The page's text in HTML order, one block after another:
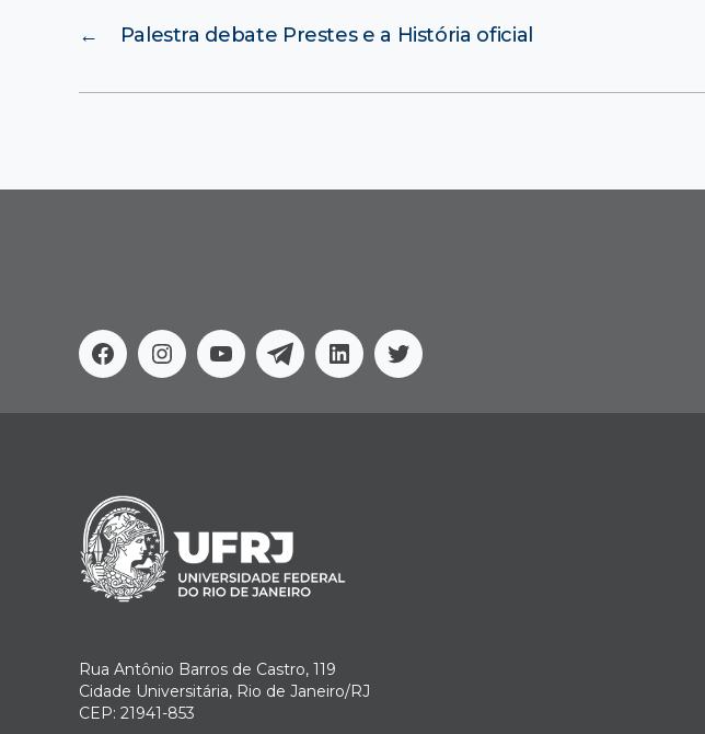
← Palestra debate Prestes e a História oficial
FacebookInstagram
YoutubeTelegramLinkedinTwitter
Rua Antônio Barros de Castro, 119
Cidade Universitária, Rio de Janeiro/RJ
CEP: 21941-853